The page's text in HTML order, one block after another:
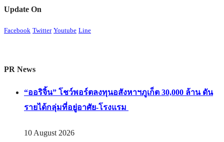
Update On
Facebook Twitter Youtube Line
PR News
“ออริจิ้น” โชว์พอร์ตลงทุนอสังหาฯภูเก็ต 30,000 ล้าน ดัน
รายได้กลุ่มที่อยู่อาศัย-โรงแรม
10 August 2026